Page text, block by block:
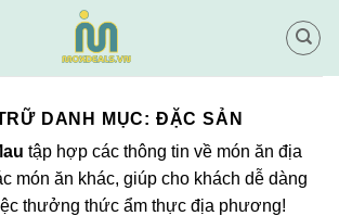
DANH MỤC: ĐẶC SẢN
tập hợp các thông tin về món ăn địa
món ăn khác, giúp cho khách dễ dàng
thưởng thức ẩm thực địa phương!